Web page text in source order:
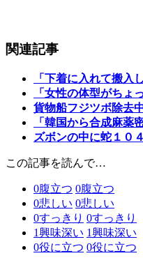
関連記事
「下着に入れて搬
「女性の体型がち
貨物船フジツボ除去
「韓国から合成麻
ズボンの中に蛇１０
この記事を読んで…
0腹立つ 0腹立つ
0悲しい 0悲しい
0すっきり 0すっきり
1興味深い 1興味深い
0役に立つ 0役に立つ